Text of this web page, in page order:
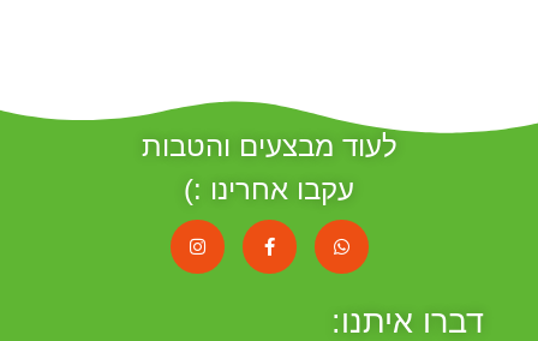
לעוד מבצעים והטבות
עקבו אחרינו :)
דברו איתנו: